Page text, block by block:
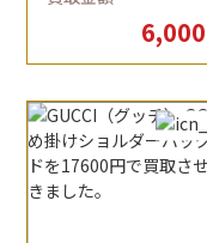
6,000